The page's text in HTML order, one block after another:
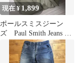
現在 ¥ 1,899
ポールスミスジーン
ズ Paul Smith Jeans カ
ーゴパンツ W74